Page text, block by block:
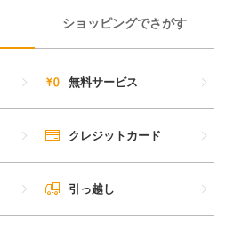
ショッピングでさがす
無料サービス
クレジットカード
引っ越し